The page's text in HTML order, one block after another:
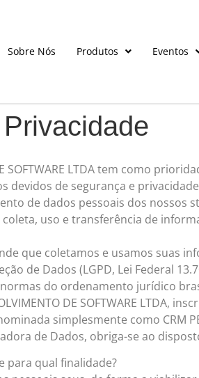
Sobre Nós Produtos Eventos
SOFTWARE LTDA tem como
devidos de segurança e
de dados pessoais dos nossos
uso e transferência de
que coletamos e usamos suas
de Dados (LGPD, Lei Federal
do ordenamento jurídico
DE SOFTWARE LTDA,
simplesmente como CRM
de Dados, obriga-se ao
para qual finalidade?